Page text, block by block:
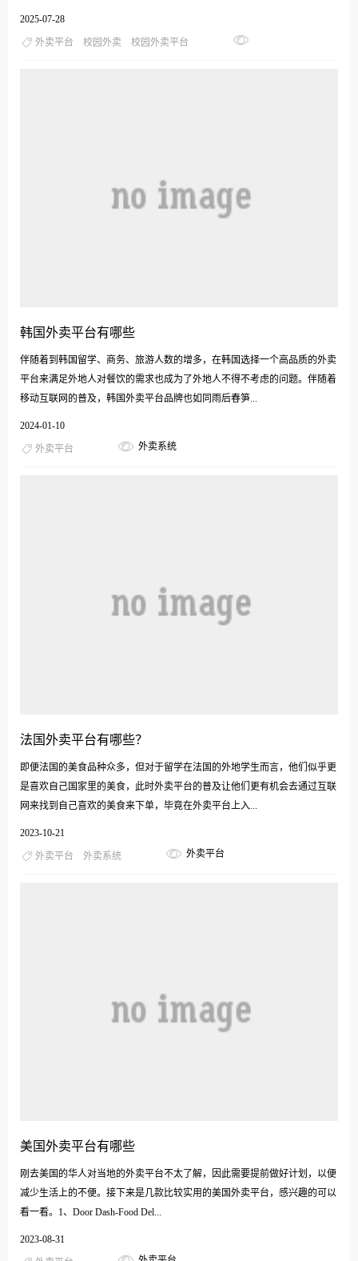
2025-07-28
外卖平台 校园外卖 校园外卖平台
韩国外卖平台有哪些
伴随着到韩国留学、商务、旅游人数的增多，在韩国选择一个高品质的外卖
平台来满足外地人对餐饮的需求也成为了外地人不得不考虑的问题。伴随着
移动互联网的普及，韩国外卖平台品牌也如同雨后春笋...
2024-01-10
外卖平台 外卖系统
法国外卖平台有哪些？
即便法国的美食品种众多，但对于留学在法国的外地学生而言，他们似乎更
是喜欢自己国家里的美食，此时外卖平台的普及让他们更有机会去通过互联
网来找到自己喜欢的美食来下单，毕竟在外卖平台上入...
2023-10-21
外卖平台 外卖系统 外卖平台
美国外卖平台有哪些
刚去美国的华人对当地的外卖平台不太了解，因此需要提前做好计划，以便
减少生活上的不便。接下来是几款比较实用的美国外卖平台，感兴趣的可以
看一看。1、Door Dash-Food Del...
2023-08-31